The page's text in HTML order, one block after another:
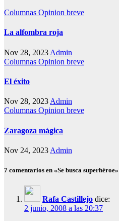
Columnas Opinion breve
La alfombra roja
Nov 28, 2023 Admin
Columnas Opinion breve
El éxito
Nov 28, 2023 Admin
Columnas Opinion breve
Zaragoza mágica
Nov 24, 2023 Admin
7 comentarios en «Se busca superhéroe»
Rafa Castillejo dice:
2 junio, 2008 a las 20:37